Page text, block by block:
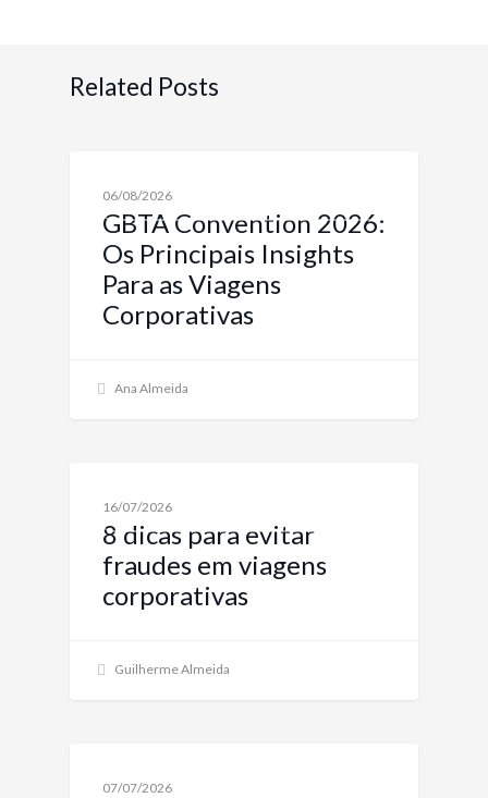
Related Posts
06/08/2026
GBTA Convention 2026:
Os Principais Insights
Para as Viagens
Corporativas
Ana Almeida
16/07/2026
8 dicas para evitar
fraudes em viagens
corporativas
Guilherme Almeida
07/07/2026